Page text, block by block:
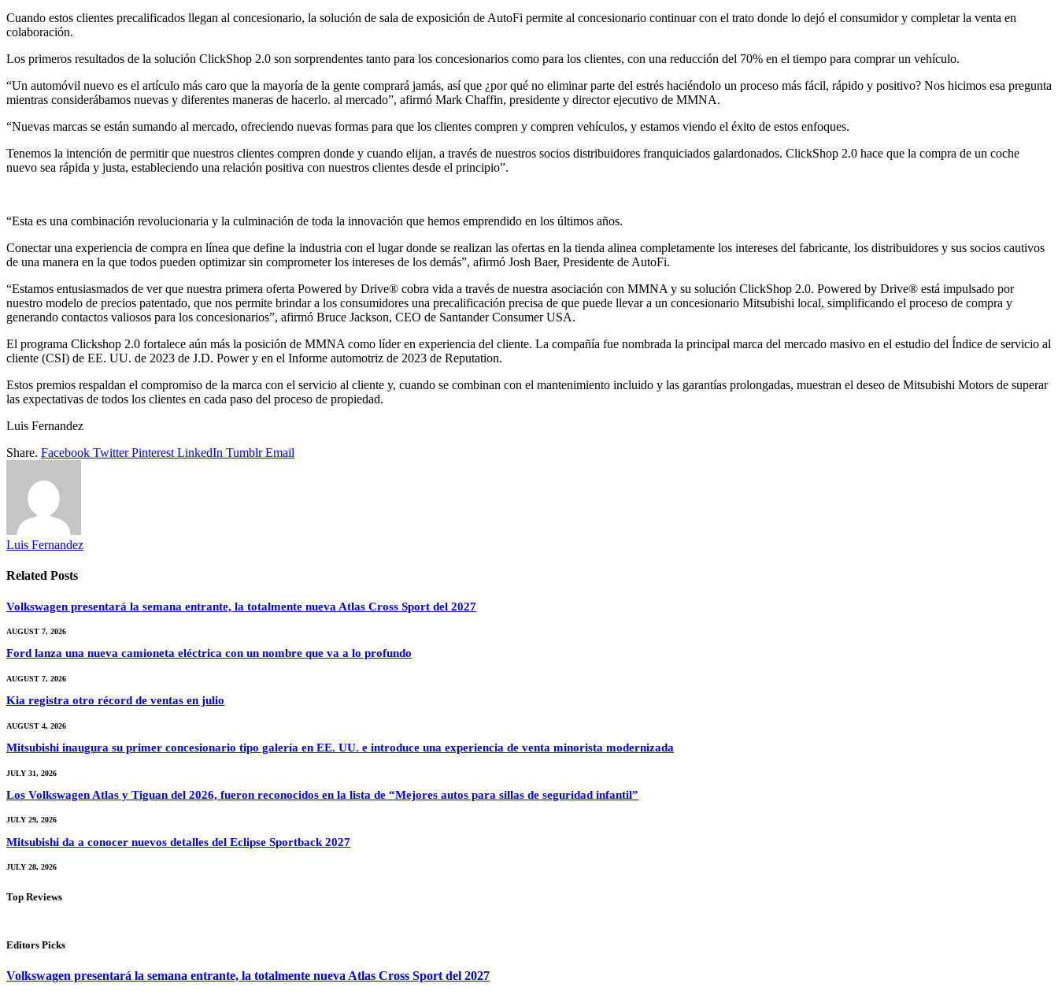
Cuando estos clientes precalificados llegan al concesionario, la solución de sala de exposición de AutoFi permite al concesionario continuar con el trato donde lo dejó el consumidor y completar la venta en
colaboración.
Los primeros resultados de la solución ClickShop 2.0 son sorprendentes tanto para los concesionarios como para los clientes, con una reducción del 70% en el tiempo para comprar un vehículo.
“Un automóvil nuevo es el artículo más caro que la mayoría de la gente comprará jamás, así que ¿por qué no eliminar parte del estrés haciéndolo un proceso más fácil, rápido y positivo? Nos hicimos esa pregunta
mientras considerábamos nuevas y diferentes maneras de hacerlo. al mercado”, afirmó Mark Chaffin, presidente y director ejecutivo de MMNA.
“Nuevas marcas se están sumando al mercado, ofreciendo nuevas formas para que los clientes compren y compren vehículos, y estamos viendo el éxito de estos enfoques.
Tenemos la intención de permitir que nuestros clientes compren donde y cuando elijan, a través de nuestros socios distribuidores franquiciados galardonados. ClickShop 2.0 hace que la compra de un coche
nuevo sea rápida y justa, estableciendo una relación positiva con nuestros clientes desde el principio”.
“Esta es una combinación revolucionaria y la culminación de toda la innovación que hemos emprendido en los últimos años.
Conectar una experiencia de compra en línea que define la industria con el lugar donde se realizan las ofertas en la tienda alinea completamente los intereses del fabricante, los distribuidores y sus socios cautivos
de una manera en la que todos pueden optimizar sin comprometer los intereses de los demás”, afirmó Josh Baer, Presidente de AutoFi.
“Estamos entusiasmados de ver que nuestra primera oferta Powered by Drive® cobra vida a través de nuestra asociación con MMNA y su solución ClickShop 2.0. Powered by Drive® está impulsado por
nuestro modelo de precios patentado, que nos permite brindar a los consumidores una precalificación precisa de que puede llevar a un concesionario Mitsubishi local, simplificando el proceso de compra y
generando contactos valiosos para los concesionarios”, afirmó Bruce Jackson, CEO de Santander Consumer USA.
El programa Clickshop 2.0 fortalece aún más la posición de MMNA como líder en experiencia del cliente. La compañía fue nombrada la principal marca del mercado masivo en el estudio del Índice de servicio al
cliente (CSI) de EE. UU. de 2023 de J.D. Power y en el Informe automotriz de 2023 de Reputation.
Estos premios respaldan el compromiso de la marca con el servicio al cliente y, cuando se combinan con el mantenimiento incluido y las garantías prolongadas, muestran el deseo de Mitsubishi Motors de superar
las expectativas de todos los clientes en cada paso del proceso de propiedad.
Luis Fernandez
Share. Facebook Twitter Pinterest LinkedIn Tumblr Email
Luis Fernandez
Related Posts
Volkswagen presentará la semana entrante, la totalmente nueva Atlas Cross Sport del 2027
AUGUST 7, 2026
Ford lanza una nueva camioneta eléctrica con un nombre que va a lo profundo
AUGUST 7, 2026
Kia registra otro récord de ventas en julio
AUGUST 4, 2026
Mitsubishi inaugura su primer concesionario tipo galería en EE. UU. e introduce una experiencia de venta minorista modernizada
JULY 31, 2026
Los Volkswagen Atlas y Tiguan del 2026, fueron reconocidos en la lista de “Mejores autos para sillas de seguridad infantil”
JULY 29, 2026
Mitsubishi da a conocer nuevos detalles del Eclipse Sportback 2027
JULY 28, 2026
Top Reviews
Editors Picks
Volkswagen presentará la semana entrante, la totalmente nueva Atlas Cross Sport del 2027